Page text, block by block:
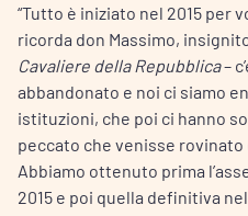
“Tutto è iniziato nel 2015 per
ricorda don Massimo,
Cavaliere della Repubblica–
abbandonato e noi ci siamo
istituzioni, che poi ci hanno
peccato che venisse rovinato
Abbiamo ottenuto prima
2015 e poi quella definitiva nel